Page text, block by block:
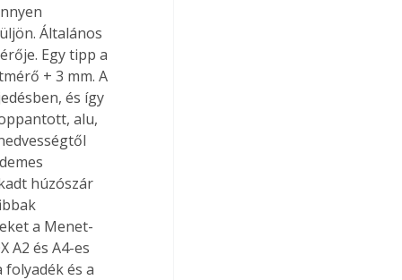
Általános
Egy tipp a
+ 3 mm. A
és így
alu,
húzószár
a Menet-
A2 és A4-es
és a